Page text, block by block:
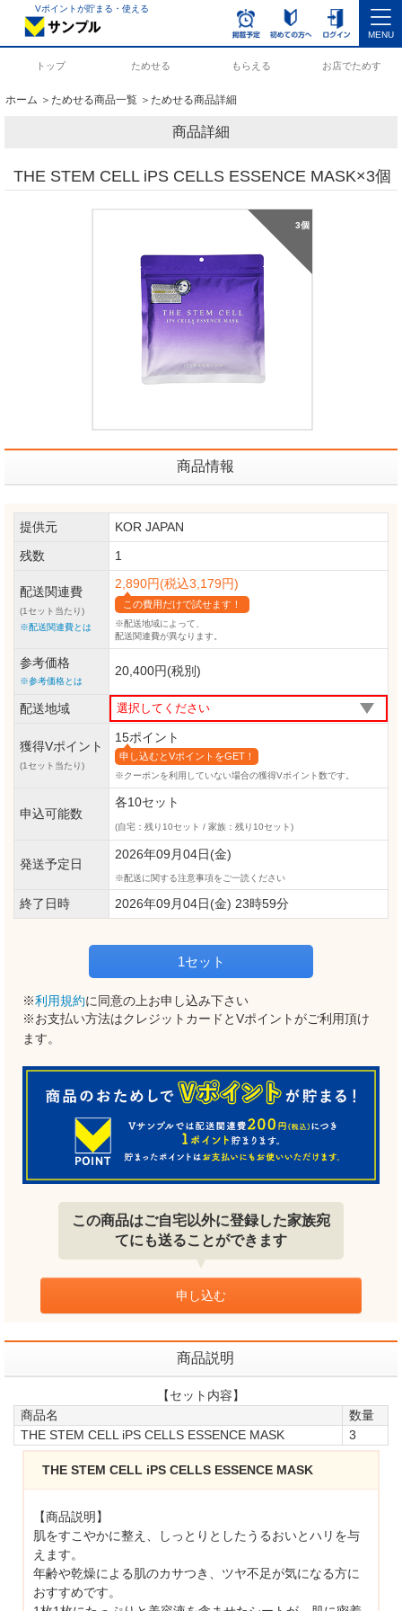
Vポイントが貯まる・使える
MENU
トップ ためせる もらえる お店でためす
ホーム ＞ためせる商品一覧 ＞ためせる商品詳細
商品詳細
THE STEM CELL iPS CELLS ESSENCE MASK×3個
3個
商品情報
提供元
KOR JAPAN
残数
1
配送関連費
(1セット当たり)
※配送関連費とは
2,890円(税込3,179円)
この費用だけで試せます！
※配送地域によって、
配送関連費が異なります。
参考価格
※参考価格とは
20,400円(税別)
配送地域
獲得Vポイント
(1セット当たり)
15ポイント
申し込むとVポイントをGET！
※クーポンを利用していない場合の獲得Vポイント数です。
申込可能数
各10セット
(自宅：残り10セット / 家族：残り10セット)
発送予定日
2026年09月04日(金)
配送に関する注意事項をご一読ください
終了日時 2026年09月04日(金) 23時59分
1セット
※利用規約に同意の上お申し込み下さい
※お支払い方法はクレジットカードとVポイントがご利用頂け
ます。
この商品はご自宅以外に登録した家族宛
てにも送ることができます
申し込む
商品説明
【セット内容】
商品名
数量
THE STEM CELL iPS CELLS ESSENCE MASK
3
THE STEM CELL iPS CELLS ESSENCE MASK
【商品説明】
肌をすこやかに整え、しっとりとしたうるおいとハリを与
えます。
年齢や乾燥による肌のカサつき、ツヤ不足が気になる方に
おすすめです。